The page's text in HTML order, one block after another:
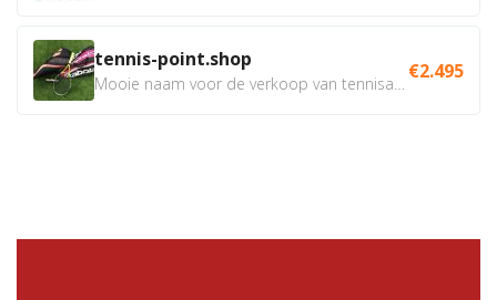
tennis-point.shop €2.495